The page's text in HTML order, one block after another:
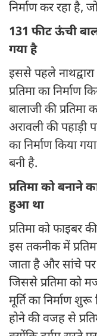
निर्माण कर रहा है,
131 फीट ऊंची
गया है
इससे पहले
प्रतिमा का
बालाजी की प्रतिमा
अरावली की पहाड़ी
का निर्माण किया
बनी है.
प्रतिमा को
हुआ था
प्रतिमा को फाइबर
इस तकनीक में
जाता है और सांचे पर
जिससे प्रतिमा को
मूर्ति का निर्माण
होने की वजह से